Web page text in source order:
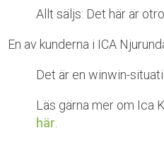
Allt säljs: Det här är
En av kunderna i ICA
Det är en winwin-
Läs gärna mer om Ica
här